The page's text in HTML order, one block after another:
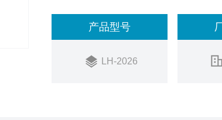
产品型号
LH-2026